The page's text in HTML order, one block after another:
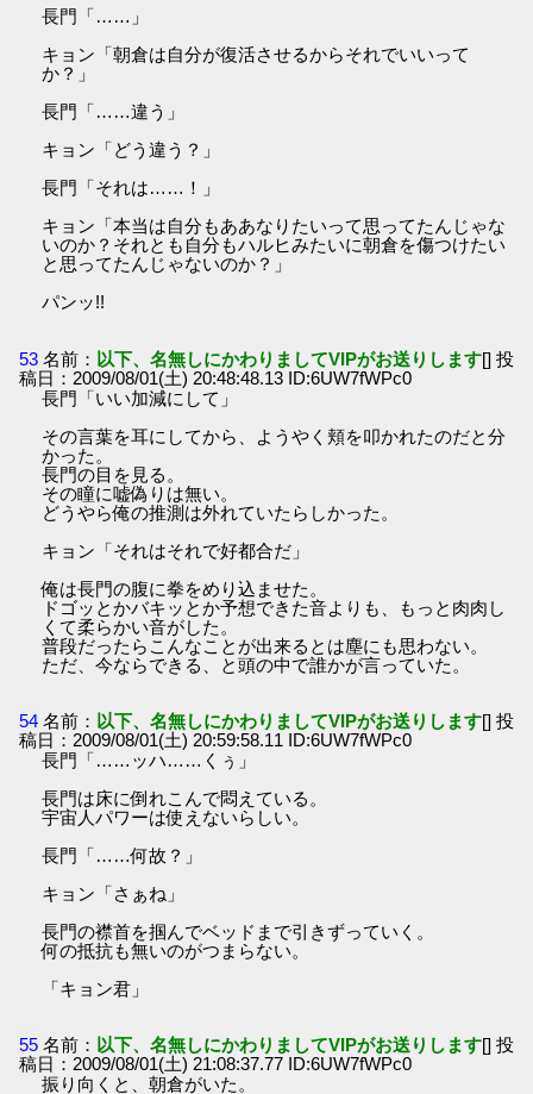
長門「……」
キョン「朝倉は自分が復活させるからそれでいいって
か？」
長門「……違う」
キョン「どう違う？」
長門「それは……！」
キョン「本当は自分もああなりたいって思ってたんじゃな
いのか？それとも自分もハルヒみたいに朝倉を傷つけたい
と思ってたんじゃないのか？」
パンッ!!
53 名前： 以下、名無しにかわりましてVIPがお送りします[] 投
稿日：2009/08/01(土) 20:48:48.13 ID:6UW7fWPc0
長門「いい加減にして」
その言葉を耳にしてから、ようやく頬を叩かれたのだと分
かった。
長門の目を見る。
その瞳に嘘偽りは無い。
どうやら俺の推測は外れていたらしかった。
キョン「それはそれで好都合だ」
俺は長門の腹に拳をめり込ませた。
ドゴッとかバキッとか予想できた音よりも、もっと肉肉し
くて柔らかい音がした。
普段だったらこんなことが出来るとは塵にも思わない。
ただ、今ならできる、と頭の中で誰かが言っていた。
54 名前： 以下、名無しにかわりましてVIPがお送りします[] 投
稿日：2009/08/01(土) 20:59:58.11 ID:6UW7fWPc0
長門「……ッハ……くぅ」
長門は床に倒れこんで悶えている。
宇宙人パワーは使えないらしい。
長門「……何故？」
キョン「さぁね」
長門の襟首を掴んでベッドまで引きずっていく。
何の抵抗も無いのがつまらない。
「キョン君」
55 名前： 以下、名無しにかわりましてVIPがお送りします[] 投
稿日：2009/08/01(土) 21:08:37.77 ID:6UW7fWPc0
振り向くと、朝倉がいた。